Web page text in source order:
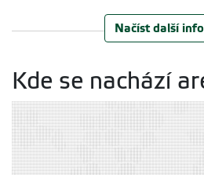
Načíst další
Kde se nachází